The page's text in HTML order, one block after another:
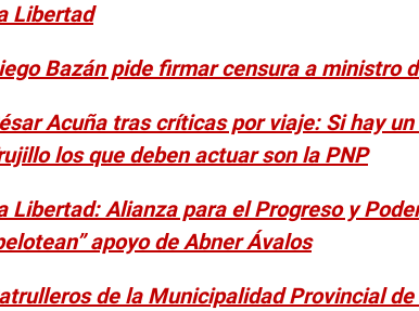
Libertad
Bazán pide firmar censura a ministro
Acuña tras críticas por viaje: Si hay
los que deben actuar son la PNP
Libertad: Alianza para el Progreso y
apoyo de Abner Ávalos
de la Municipalidad Provincial